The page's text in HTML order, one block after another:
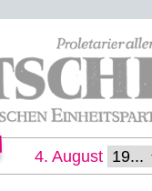
4. August